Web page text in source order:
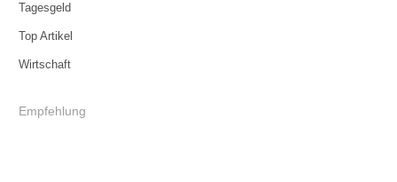
Tagesgeld
Top Artikel
Wirtschaft
Empfehlung